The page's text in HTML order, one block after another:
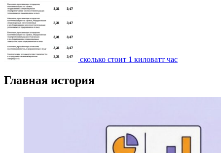
сколько стоит 1 киловатт час
Главная история